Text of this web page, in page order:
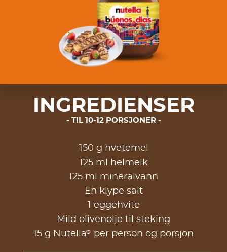
INGREDIENSER
TIL 10-12 PORSJONER
150 g hvetemel
125 ml helmelk
125 ml mineralvann
En klype salt
1 eggehvite
Mild olivenolje til steking
15 g Nutella® per person og porsjon